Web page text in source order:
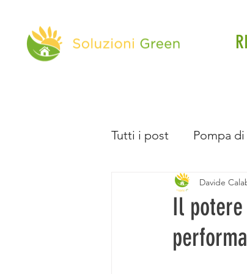
Tutti i post Pompa
Direttiva Case
Batteria d'Accumulo
Il
Davide